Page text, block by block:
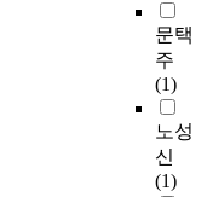
문택
주
(1)
노성
신
(1)